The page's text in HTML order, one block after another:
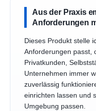
Aus der Praxis
Anforderungen
Dieses Produkt stelle
Anforderungen passt,
Privatkunden,
Unternehmen immer
zuverlässig
einrichten lassen und
Umgebung passen.